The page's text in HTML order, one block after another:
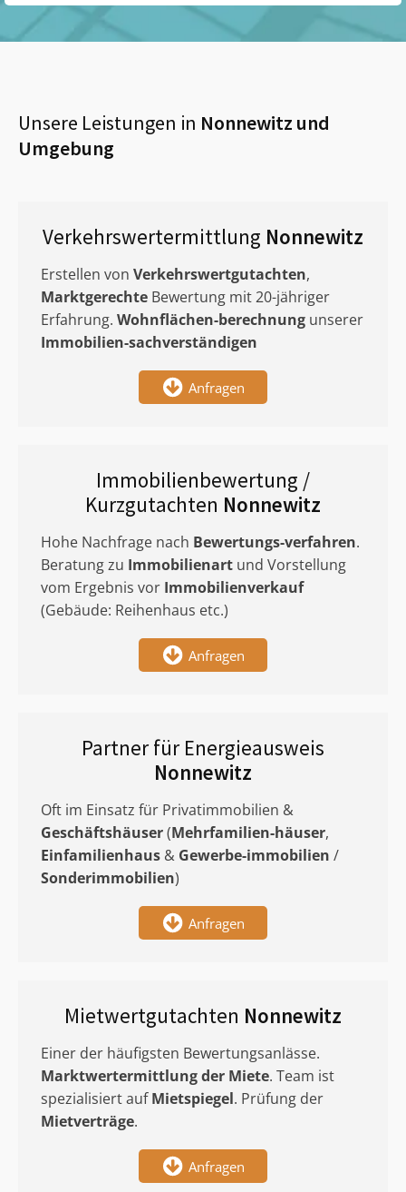
Unsere Leistungen in Nonnewitz und
Umgebung
Verkehrswertermittlung Nonnewitz
Erstellen von Verkehrswertgutachten,
Marktgerechte Bewertung mit 20-jähriger
Erfahrung. Wohnflächen-berechnung unserer
Immobilien-sachverständigen
Anfragen
Immobilienbewertung /
Kurzgutachten Nonnewitz
Hohe Nachfrage nach Bewertungs-verfahren.
Beratung zu Immobilienart und Vorstellung
vom Ergebnis vor Immobilienverkauf
(Gebäude: Reihenhaus etc.)
Anfragen
Partner für Energieausweis
Nonnewitz
Oft im Einsatz für Privatimmobilien &
Geschäftshäuser(Mehrfamilien-häuser,
Einfamilienhaus & Gewerbe-immobilien /
Sonderimmobilien)
Anfragen
Mietwertgutachten Nonnewitz
Einer der häufigsten Bewertungsanlässe.
Marktwertermittlungder Miete. Team ist
spezialisiert aufMietspiegel. Prüfung der
Mietverträge.
Anfragen